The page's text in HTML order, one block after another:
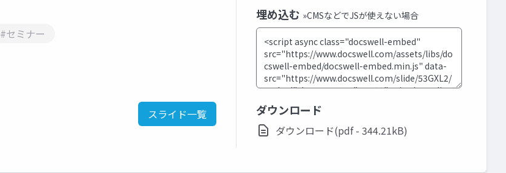
#セミナー
スライド一覧
埋め込む »CMSなどでJSが使えない場合
ダウンロード
ダウンロード(pdf - 344.21kB)